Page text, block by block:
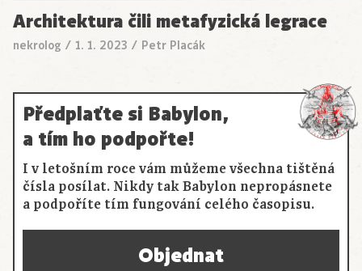
Architektura čili metafyzická legrace
nekrolog / 1. 1. 2023 / Petr Placák
Předplaťte si Babylon,
a tím ho podpořte!
I v letošním roce vám můžeme všechna tištěná
čísla posílat. Nikdy tak Babylon nepropásnete
a podpoříte tím fungování celého časopisu.
Objednat